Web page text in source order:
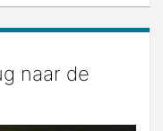
naar de